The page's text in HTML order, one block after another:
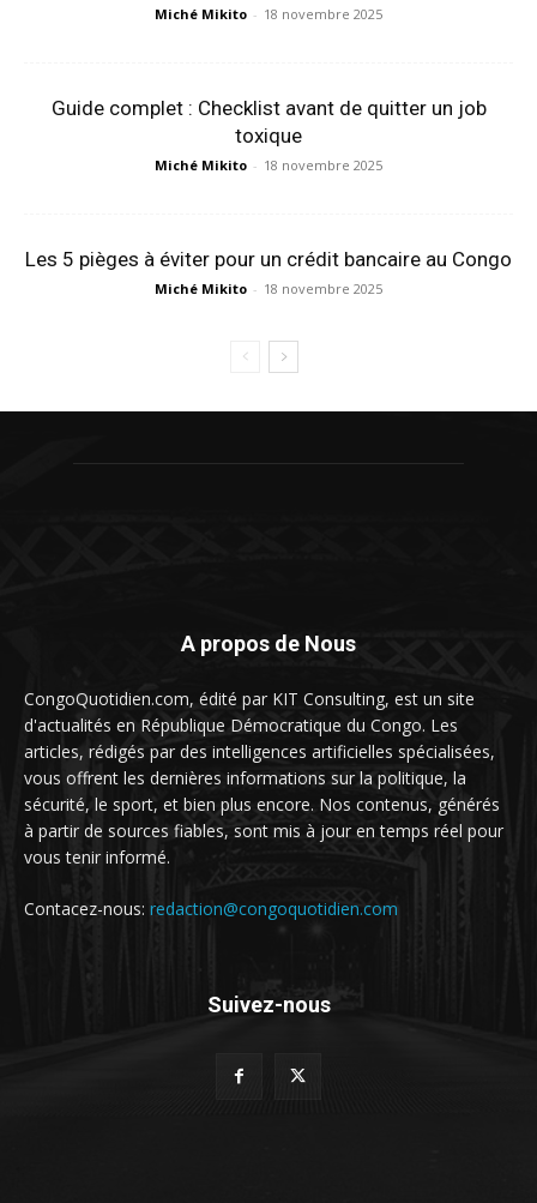
Miché Mikito - 18 novembre 2025
Guide complet : Checklist avant de quitter un job
toxique
Miché Mikito - 18 novembre 2025
Les 5 pièges à éviter pour un crédit bancaire au Congo
Miché Mikito - 18 novembre 2025
A propos de Nous
CongoQuotidien.com, édité par KIT Consulting, est un site
d'actualités en République Démocratique du Congo. Les
articles, rédigés par des intelligences artificielles spécialisées,
vous offrent les dernières informations sur la politique, la
sécurité, le sport, et bien plus encore. Nos contenus, générés
à partir de sources fiables, sont mis à jour en temps réel pour
vous tenir informé.
Contacez-nous: redaction@congoquotidien.com
Suivez-nous